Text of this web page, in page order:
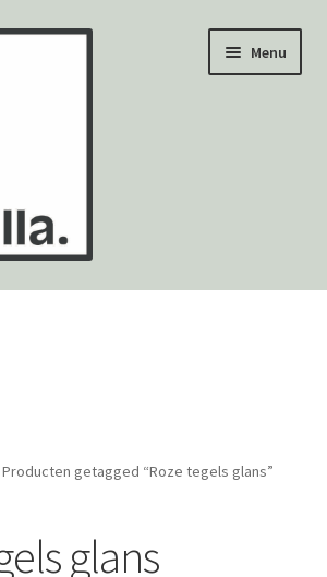
Menu
Producten getagged “Roze tegels glans”
glans